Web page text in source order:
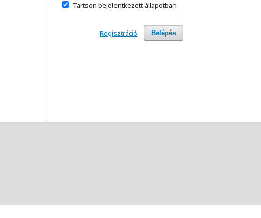
Tartson bejelentkezett állapotban
Belépés
Regisztráció